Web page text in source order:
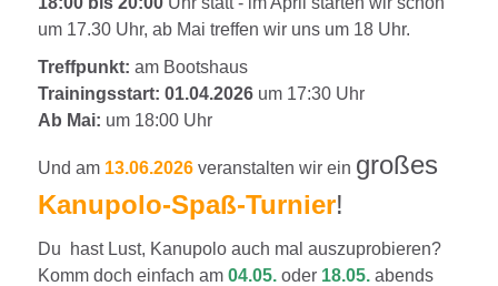
um 17.30 Uhr, ab Mai treffen wir uns um 18 Uhr.
Treffpunkt: am Bootshaus
Trainingsstart: 01.04.2026 um 17:30 Uhr
Ab Mai: um 18:00 Uhr
Und am 13.06.2026 veranstalten wir ein großes
Kanupolo-Spaß-Turnier!
Du hast Lust, Kanupolo auch mal auszuprobieren?
Komm doch einfach am 04.05. oder 18.05. abends